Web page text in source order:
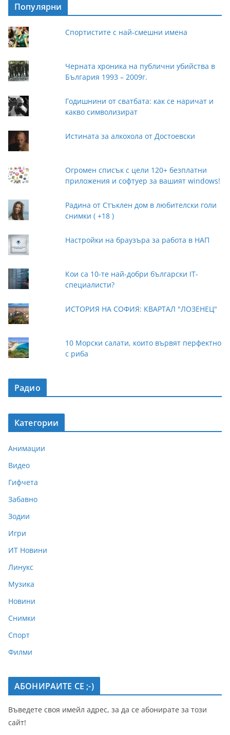
Популярни
Спортистите с най-смешни имена
Черната хроника на публични убийства в
България 1993 – 2009г.
Годишнини от сватбата: как се наричат и
какво символизират
Истината за алкохола от Достоевски
Огромен списък с цели 120+ безплатни
приложения и софтуер за вашият windows!
Радина от Стъклен дом в любителски голи
снимки ( +18 )
Настройки на браузъра за работа в НАП
Кои са 10-те най-добри български IT-
специалисти?
ИСТОРИЯ НА СОФИЯ: КВАРТАЛ "ЛОЗЕНЕЦ"
10 Морски салати, които вървят перфектно
с риба
Радио
Категории
Анимации
Видео
Гифчета
Забавно
Зодии
Игри
ИТ Новини
Линукс
Музика
Новини
Снимки
Спорт
Филми
АБОНИРАИТЕ СЕ ;-)
Въведете своя имейл адрес, за да се абонирате за този
сайт!